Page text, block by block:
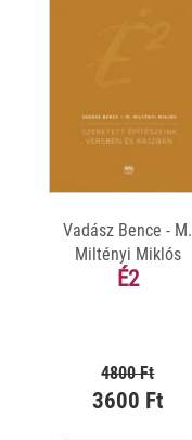
Vadász Bence - M.
Miltényi Miklós
É2
4800 Ft
3600 Ft